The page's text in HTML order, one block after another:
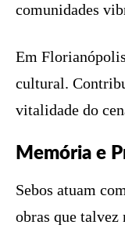
comunidades
Em
cultural.
vitalidade do
Memória e
Sebos atuam
obras que talvez